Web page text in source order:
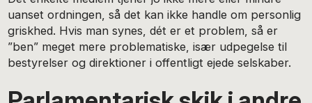
uanset ordningen, så det kan ikke handle om personlig
griskhed. Hvis man synes, dét er et problem, så er
”ben” meget mere problematiske, især udpegelse til
bestyrelser og direktioner i offentligt ejede selskaber.